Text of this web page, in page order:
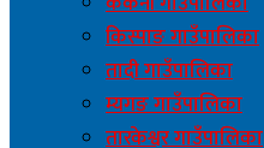
किस्पाङ गाउँपालिका
तादी गाउँपालिका
म्यगङ गाउँपालिका
तारकेश्वर गाउँपालिका